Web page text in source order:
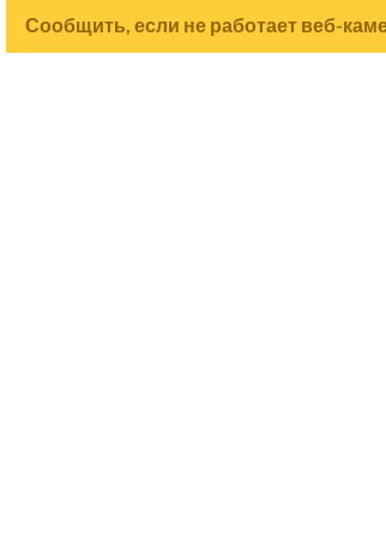
Сообщить, если не работает веб-